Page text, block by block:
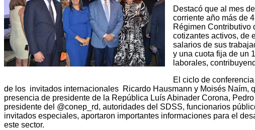
Destacó que al mes
corriente año más de
Régimen Contributivo
cotizantes activos, de
salarios de sus
y una cuota fija de un
laborales,
El ciclo de
de los invitados internacionales Ricardo Hausmann y Moisés Naím,
presencia de presidente de la República Luís Abinader Corona,
presidente del @conep_rd, autoridades del SDSS, funcionarios
invitados especiales, aportaron importantes informaciones para el
este sector.